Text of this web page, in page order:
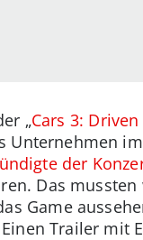
„Cars 3:
der
Das
Game
Trailer mit